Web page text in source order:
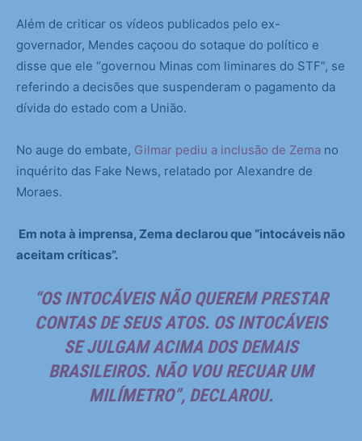
Além de criticar os vídeos publicados pelo ex-
governador, Mendes caçoou do sotaque do político e
disse que ele “governou Minas com liminares do STF”, se
referindo a decisões que suspenderam o pagamento da
dívida do estado com a União.
No auge do embate, Gilmar pediu a inclusão de Zema no
inquérito das Fake News, relatado por Alexandre de
Moraes.
Em nota à imprensa, Zema declarou que “intocáveis não
aceitam críticas”.
“OS INTOCÁVEIS NÃO QUEREM PRESTAR
CONTAS DE SEUS ATOS. OS INTOCÁVEIS
SE JULGAM ACIMA DOS DEMAIS
BRASILEIROS. NÃO VOU RECUAR UM
MILÍMETRO”, DECLAROU.